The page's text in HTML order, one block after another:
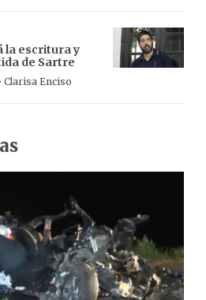
la escritura y
de Sartre
· Clarisa Enciso